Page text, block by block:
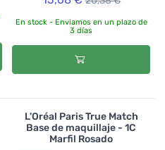
En stock - Enviamos en un plazo de
3 días
L'Oréal Paris True Match
Base de maquillaje - 1C
Marfil Rosado